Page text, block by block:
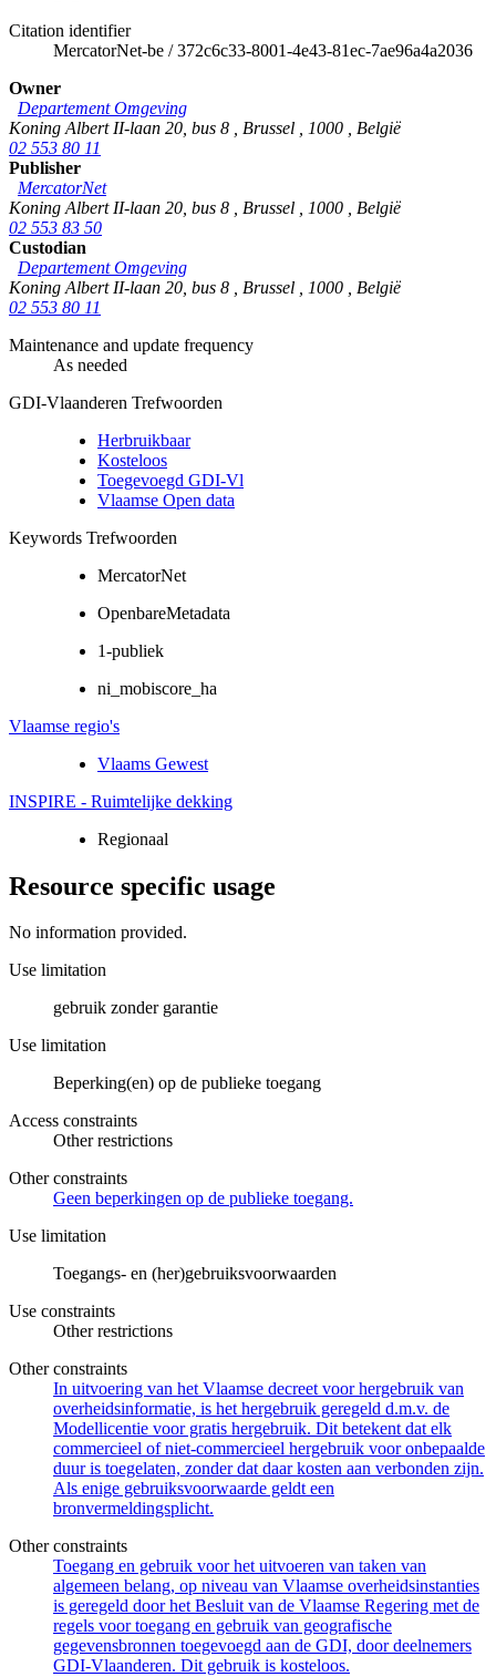
Citation identifier
MercatorNet-be /372c6c33-8001-4e43-81ec-7ae96a4a2036
Owner
Departement Omgeving
Koning Albert II-laan 20, bus 8
Brussel 1000
België
02 553 80 11
Publisher
MercatorNet
Koning Albert II-laan 20, bus 8
Brussel 1000
België
02 553 83 50
Custodian
Departement Omgeving
Koning Albert II-laan 20, bus 8
Brussel 1000
België
02 553 80 11
Maintenance and update frequency
As needed
GDI-Vlaanderen Trefwoorden
Herbruikbaar
Kosteloos
Toegevoegd GDI-Vl
Vlaamse Open data
Keywords Trefwoorden
MercatorNet
OpenbareMetadata
1-publiek
ni_mobiscore_ha
Vlaamse regio's
Vlaams Gewest
INSPIRE - Ruimtelijke dekking
Regionaal
Resource specific usage
No information provided.
Use limitation
gebruik zonder garantie
Use limitation
Beperking(en) op de publieke toegang
Access constraints
Other restrictions
Other constraints
Geen beperkingen op de publieke toegang.
Use limitation
Toegangs- en (her)gebruiksvoorwaarden
Use constraints
Other restrictions
Other constraints
In uitvoering van het Vlaamse decreet voor hergebruik van
overheidsinformatie, is het hergebruik geregeld d.m.v. de
Modellicentie voor gratis hergebruik. Dit betekent dat elk
commercieel of niet-commercieel hergebruik voor onbepaalde
duur is toegelaten, zonder dat daar kosten aan verbonden zijn.
Als enige gebruiksvoorwaarde geldt een
bronvermeldingsplicht.
Other constraints
Toegang en gebruik voor het uitvoeren van taken van
algemeen belang, op niveau van Vlaamse overheidsinstanties
is geregeld door het Besluit van de Vlaamse Regering met de
regels voor toegang en gebruik van geografische
gegevensbronnen toegevoegd aan de GDI, door deelnemers
GDI-Vlaanderen. Dit gebruik is kosteloos.